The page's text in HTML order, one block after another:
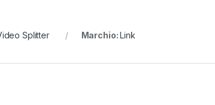
Splitter Marchio:Link